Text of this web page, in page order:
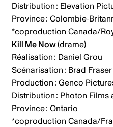
Distribution : Elevation
Province : Colombie-
*coproduction Canada/
Kill Me Now(drame)
Réalisation : Daniel Grou
Scénarisation : Brad Fraser
Production : Genco
Distribution : Photon Films
Province : Ontario
*coproduction Canada/